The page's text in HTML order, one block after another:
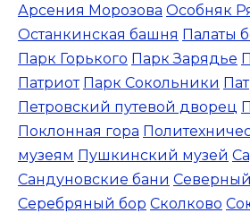
Арсения Морозова Особняк
Останкинская башня Палаты
Парк Горького Парк Зарядье
Патриот Парк Сокольники
Петровский путевой дворец
Поклонная гора
музеям Пушкинский музей
Сандуновские бани
Серебряный бор Сколково